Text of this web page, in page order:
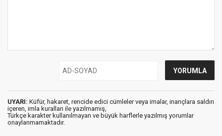
UYARI: Küfür, hakaret, rencide edici cümleler veya imalar, inançlara saldırı
içeren, imla kuralları ile yazılmamış,
Türkçe karakter kullanılmayan ve büyük harflerle yazılmış yorumlar
onaylanmamaktadır.